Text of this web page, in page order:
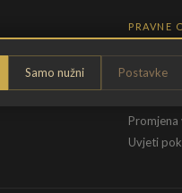
Samo nužni Postavke
PRAVNE
Pravila
Opći uvjeti
Promjena
Uvjeti